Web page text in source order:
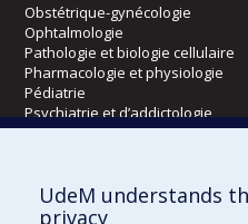
Obstétrique-gynécologie
Ophtalmologie
Pathologie et biologie cellulaire
Pharmacologie et physiologie
Pédiatrie
Psychiatrie et d’addictologie
Radiologie, radio-oncologie et
Écoles
UdeM understands
privacy